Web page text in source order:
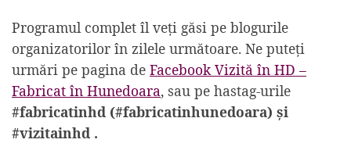
Programul complet îl veți găsi pe blogurile
organizatorilor în zilele următoare. Ne puteți
urmări pe pagina de Facebook Vizită în HD –
Fabricat în Hunedoara, sau pe hastag-urile
#fabricatinhd (#fabricatinhunedoara) și
#vizitainhd .